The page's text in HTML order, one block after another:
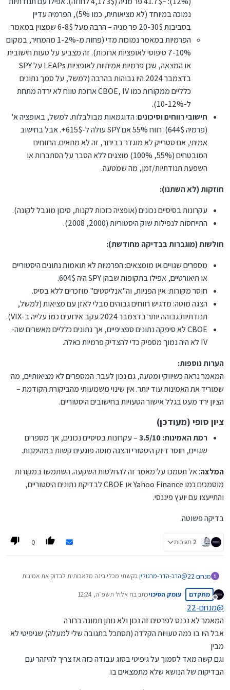
שעליה הוא ישלם $844, ואז, אם המחיר בסוף השנה יהיה $545
ומעלה, הוא מרוויח רק 18% (נ.ב. גם זה סכום מכובד). [כאן,
הסיכון קטן יותר. כי אפילו אם מחיר המניה יירד מעט במשך
השנה, הוא לא יפסיד את הכל אלא אם המחיר יירד עד פחות
העקרון ברור. יש סיכוי עצום. וגם סיכון שיש להתחשב בו.
במשך לפחות 8 השנים שעברו, השוק במגמת עלייה, שנה אחר
מאידך, מדי כמה שנים יש נפילת שוק, כמו שהיה בשנת 2000,
וכן בשנת 2008. אין מי שיכול להבטיח מה יהיה, ואין התחייבות על
מה יקרה אם תפרוץ מלחמה בעולם או תתחדש מחלת קורונה
אציין: המספרים שנכתבו לעיל מדויקים. קשה בשלב זה להסביר
איך הגענו למספרים אלה, גם אין ענין, זה רק יסבך את מי שלא
מתמצא.
עיקר הנקודה היא ההמחשה, העקרון:
האם תרצה להרוויח 18% בסיכון נמוך למדי? ['נמוך' – כי לא
מפסידים את הכל, אלא אם יש ירידה גדולה בשוק].
או האם תרצה להרוויח 55% בסיכון סביר? ['סביר' – כי מסתבר
שהשוק יעלה עד סוף השנה, ולא יירד בכלל].
או האם תרצה רווח של 100%, אך יש גם צד סיכון גדול יותר – אם
תחזית האנליסטים לא יתממש?
או שמא תרצה חלק מן הכסף באופציה אחת, וחלק באופציה
אחרת? (תמיד מומלץ לפזר קצת, לא לשים את כל הביצים בסל
אחד)יתרונות שיש בהשקעה באופציות
לסיום, אציין. להשקעה באופציות יש יתרונות ברורים ומרובים:
לגנוב ממך. רק אתה שולט על הכסף.
[ג] אפשר למשוך את הכסף מתי שרוצים, גם באמצע התקופה.
ולקבל את הרווחים שיש בחשבון, נכון לאותו יום.
[ד] אין שום שאלות הלכתיות. חלק. גלאט.
[ה] בהדרכה של מי שיודע מה עושים, אין צורך להשקיע הרבה
לסיכום, יש כאן כיוון מאד רציני להשקעה. אופציות.
נמוכה במיוחד (לא מציאותית, כמו 5%), הפרמיה עדיין
בסביבות 20-30$ פר מניה – הרבה מעל 6-8$ שמצוין במאמר.
הפרמיות במאמר נמוכות מדי (פחות מ-1-2% מהמחיר, במקום
7-10% טיפוסי לאופציות ארוכות). זה מצביע על טעות חישובית
או המצאה, שכן פרמיות אמיתיות לאופציות LEAPs על SPY
בדצמבר 2024 היו גבוהות בהרבה (למשל, על סמך נתונים
כלליים ממקורות כמו CBOE, IV ארוכת טווח לא ירדה מתחת
ל-10-12%).
חישובי רווחים וסיכונים: הדוגמאות מבולבלות. למשל, באופציה א'
(פרמיה 644$): רווח 55% אם SPY עולה ל-615$+. אבל בחישוב
אמיתי, אם סטרייק לא מוגדר בבירור, זה לא מתאים. הרווחים
המובטחים (55%, 100%) מוצגים ללא הסבר על הסתברות או
השפעת תנודתיות/זמן, מה שמטעה.
חוזקות (לא השתנו):
עקרונות בסיסיים נכונים (אופציה כזכות לקנות, סיכון מוגבל לקונה).
התייחסות לנפילות שוק היסטוריות (2000, 2008).
חולשות (מוגברות בבדיקה מחודשת):
מספרים שגויים או מומצאים: הפרמיות לא תואמות נתונים היסטוריים
או תיאורטיים, אפילו בתקופות שבהן SPY היה 604$.
חוסר מקורות: אין הפניות, וה"אנליסטים" מוזכרים ללא בסיס.
הצגה מוטה: מדגיש רווחים גבוהים מבלי לאזן עם מציאות (למשל,
תנודתיות גבוהה יותר בדצמבר 2024 עקב אירועים כמו עלייה ב-VIX).
CBOE לא סיפקה נתונים ספציפיים, אך נתונים כלליים מאשרים שה-
IV לא היה נמוך מספיק כדי להצדיק פרמיות כאלה.
הערות נוספות:
המאמר נראה כשיווקי ומטעה, גם נכון לעבר. המספרים לא מציאותיים, מה
שמוריד את האמינות עוד יותר. אין שינוי משמעותי מהביקורת הקודמת –
הציון ירד מעט בגלל אישור הטעויות בחישובים היסטוריים.
ציון סופי (מעודכן)
רמת האמינות: 3.5/10
– עקרונות בסיסיים נכונים, אך מספרים
שגויים, חוסר דיוק היסטורי והצגה מוטה פוגעים קשות במהימנות.
המלצה: אל תסמכו על מאמר זה להחלטות השקעה. השתמשו במקורות
מוסמכים כמו Yahoo Finance או CBOE לבדיקת נתונים היסטוריים,
והתייעצו עם יועץ פיננסי.
בדיקה פשוטה.
2 תגובות 0
מנחם 22 @הרב-הדר-מרגוליןבקשתי מכלי בינה מלאכותית לבדוק את אמינות
המאמר שלך ואת הרמה שלו וזו תגובתו המבוססת על נתוני אמת:
בדיקת רמת האמינות של המאמר נכון למחירי העבר
לאחר בדיקה מחודשת של האמינות, תוך התמקדות במחירי העבר
604$), אני מאשר שהמספרים במאמר עדיין אינם מדויקים או
מציאותיים. השתמשתי בנתונים היסטוריים ממקורות כמו Yahoo
כדי לאמת זאת. להלן הפירוט:
רמת האמינות (ציון מעודכן: 3.5/10)
מחיר SPY
: המאמר מציין 604$ כמחיר נוכחי. נתונים היסטוריים
חוזקות (לא השתנו):
מנותק
מתקדם עומק הסיכויכתב בח אלול תשפ״ה, 12:24
נערך לאחרונה על ידי
@מנחם-22
המאמר לא נכנס לפרטים זה נכון ולא נותן תמונה ברורה
אבל היו בו כמה טעויות הקלדה (תסתכל בתגובה שלי למעלה) שגיפיטי לא
מבין
וגם קשה מאד לסמוך על גיפיטי בסוג עבודה כזה אז צריך להיזהר עם
הבדיקות של הנושא שלא מתמצאים בו.